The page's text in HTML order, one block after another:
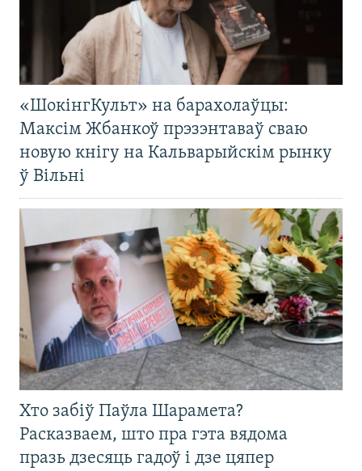
«ШокінгКульт» на барахолаўцы:
Максім Жбанкоў прэзэнтаваў сваю
новую кнігу на Кальварыйскім рынку
ў Вільні
Хто забіў Паўла Шарамета?
Расказваем, што пра гэта вядома
празь дзесяць гадоў і дзе цяпер